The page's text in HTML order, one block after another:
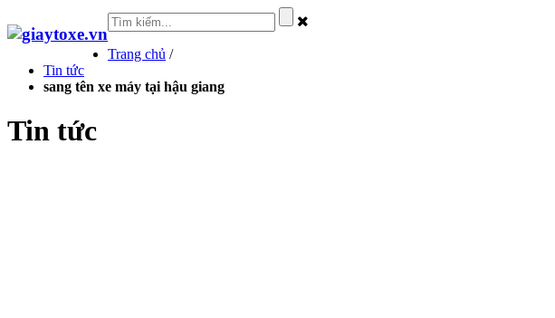
Trang chủ /
Tin tức
sang tên xe máy tại hậu giang
Tin tức